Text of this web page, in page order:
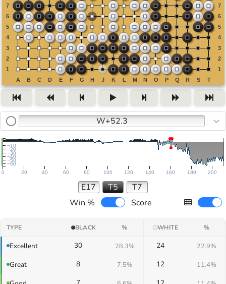
W+52.3
0 20 40 60 80 100 120 140 160 180 200
−60
−50
−40
−30
−20
−10
E17 T5
T7
Win %
Score
TYPE BLACK % WHITE %
Excellent 30 28.3% 24 22.9%
Great 8 7.5% 12 11.4%